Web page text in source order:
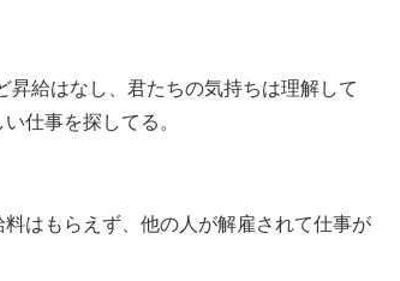
給はなし、君たちの気持ちは理解して
仕事を探してる。
はもらえず、他の人が解雇されて仕事が